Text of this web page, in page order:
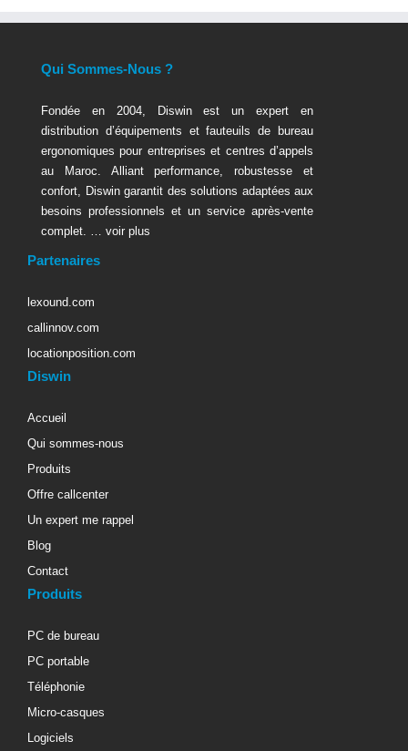
Qui Sommes-Nous ?
Fondée en 2004, Diswin est un expert en
distribution d’équipements et fauteuils de bureau
ergonomiques pour entreprises et centres d’appels
au Maroc. Alliant performance, robustesse et
confort, Diswin garantit des solutions adaptées aux
besoins professionnels et un service après-vente
complet. … voir plus
Partenaires
lexound.com
callinnov.com
locationposition.com
Diswin
Accueil
Qui sommes-nous
Produits
Offre callcenter
Un expert me rappel
Blog
Contact
Produits
PC de bureau
PC portable
Téléphonie
Micro-casques
Logiciels